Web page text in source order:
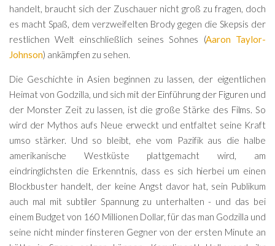
handelt, braucht sich der Zuschauer nicht groß zu fragen, doch
es macht Spaß, dem verzweifelten Brody gegen die Skepsis der
restlichen Welt einschließlich seines Sohnes (Aaron Taylor-
Johnson) ankämpfen zu sehen.
Die Geschichte in Asien beginnen zu lassen, der eigentlichen
Heimat von Godzilla, und sich mit der Einführung der Figuren und
der Monster Zeit zu lassen, ist die große Stärke des Films. So
wird der Mythos aufs Neue erweckt und entfaltet seine Kraft
umso stärker. Und so bleibt, ehe vom Pazifik aus die halbe
amerikanische Westküste plattgemacht wird, am
eindringlichsten die Erkenntnis, dass es sich hierbei um einen
Blockbuster handelt, der keine Angst davor hat, sein Publikum
auch mal mit subtiler Spannung zu unterhalten - und das bei
einem Budget von 160 Millionen Dollar, für das man Godzilla und
seine nicht minder finsteren Gegner von der ersten Minute an